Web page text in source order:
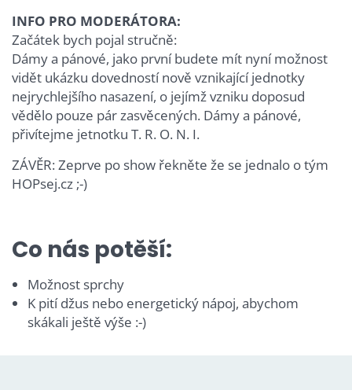
INFO PRO MODERÁTORA:
Začátek bych pojal stručně:
Dámy a pánové, jako první budete mít nyní možnost
vidět ukázku dovedností nově vznikající jednotky
nejrychlejšího nasazení, o jejímž vzniku doposud
vědělo pouze pár zasvěcených. Dámy a pánové,
přivítejme jetnotku T. R. O. N. I.
ZÁVĚR: Zeprve po show řekněte že se jednalo o tým
HOPsej.cz ;-)
Co nás potěší:
Možnost sprchy
K pití džus nebo energetický nápoj, abychom
skákali ještě výše :-)